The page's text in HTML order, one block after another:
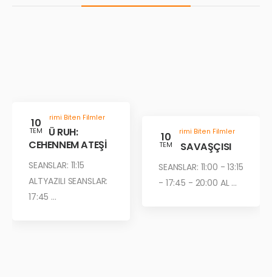
10
TEM
Gösterimi Biten Filmler
KÖTÜ RUH:
CEHENNEM ATEŞİ
SEANSLAR: 11:15
ALTYAZILI SEANSLAR:
17:45 ...
10
TEM
Gösterimi Biten Filmler
ÇÖL SAVAŞÇISI
SEANSLAR: 11:00 - 13:15
- 17:45 - 20:00 AL ...